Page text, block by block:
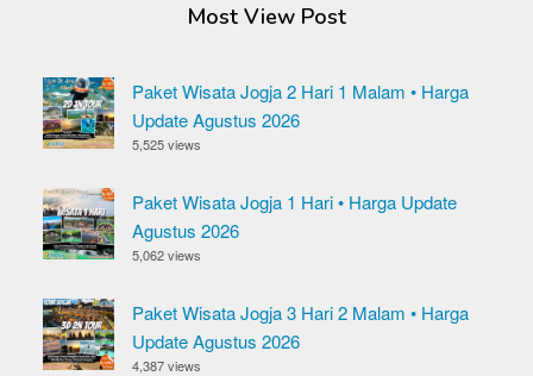
Most View Post
Paket Wisata Jogja 2 Hari 1 Malam • Harga
Update Agustus 2026
5,525 views
Paket Wisata Jogja 1 Hari • Harga Update
Agustus 2026
5,062 views
Paket Wisata Jogja 3 Hari 2 Malam • Harga
Update Agustus 2026
4,387 views